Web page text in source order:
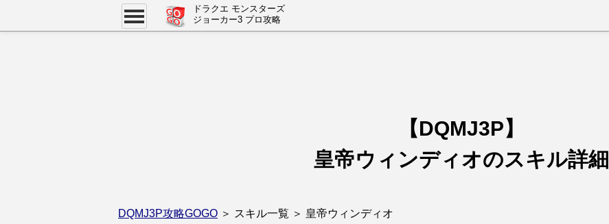
ドラクエ モンスターズ
ジョーカー3 プロ攻略
【DQMJ3P】
皇帝ウィンディオのスキル詳細
DQMJ3P攻略GOGO ＞ スキル一覧 ＞ 皇帝ウィンディオ